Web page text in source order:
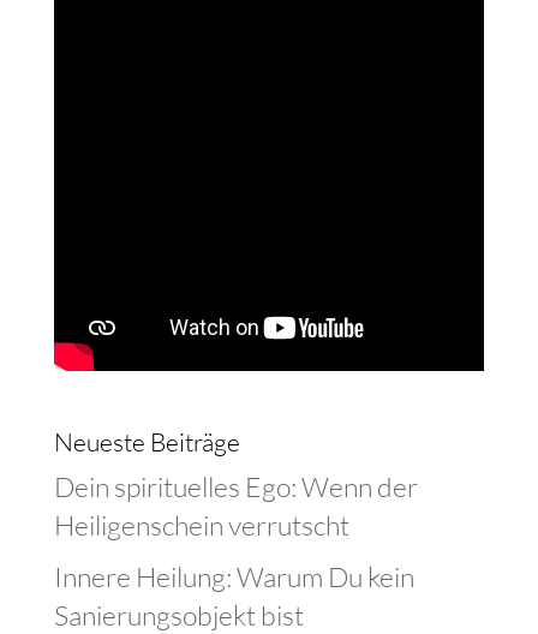
Neueste Beiträge
Dein spirituelles Ego: Wenn der
Heiligenschein verrutscht
Innere Heilung: Warum Du kein
Sanierungsobjekt bist